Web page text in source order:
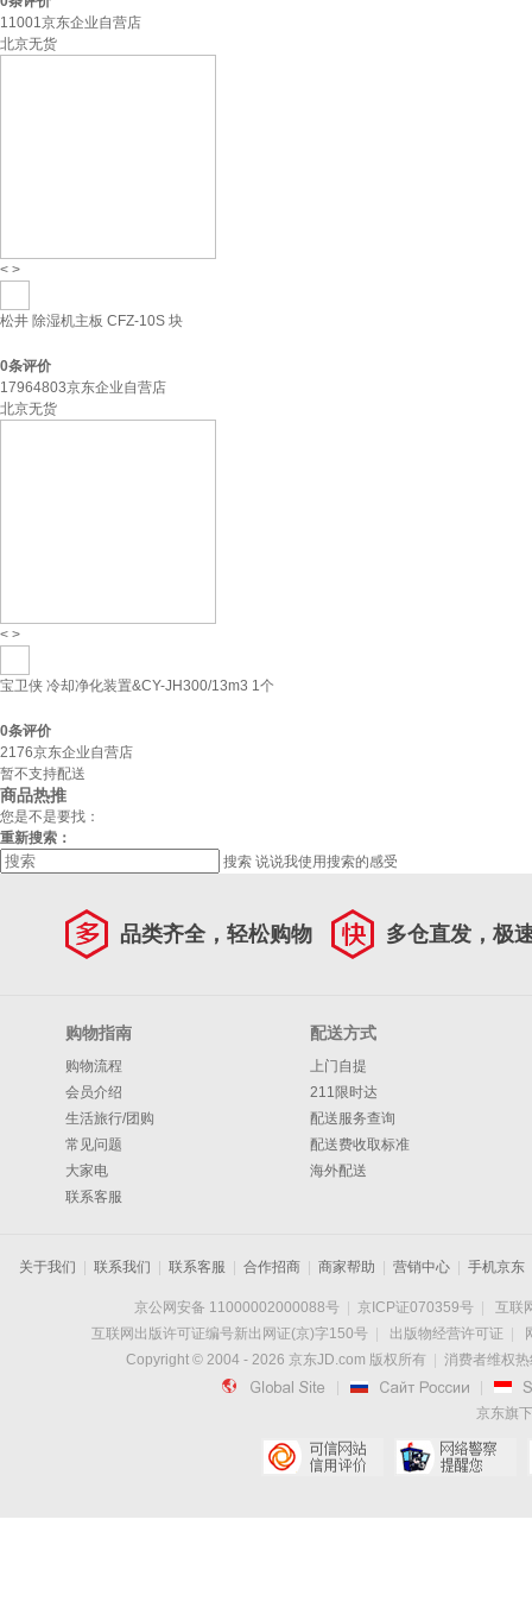
11001京东企业自营店
北京无货
< >
松井 除湿机主板 CFZ-10S 块
0条评价
17964803京东企业自营店
北京无货
< >
宝卫侠 冷却净化装置&CY-JH300/13m3 1个
0条评价
2176京东企业自营店
暂不支持配送
商品热推
您是不是要找：
重新搜索：
搜索 说说我使用搜索的感受
品类齐全，轻松购物 多仓直发，极
购物指南
购物流程
会员介绍
生活旅行/团购
常见问题
大家电
联系客服
配送方式
上门自提
211限时达
配送服务查询
配送费收取标准
海外配送
关于我们 联系我们 联系客服 合作招商 商家帮助 营销中心 手机京东
京公网安备 11000002000088号 京ICP证070359号
互联
互联网出版许可证编号新出网证(京)字150号
出版物经营许可证
Copyright © 2004 - 2026 京东JD.com 版权所有 消费者维权
 
京东旗